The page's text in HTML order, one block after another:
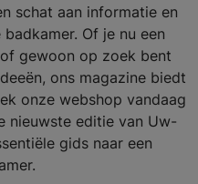
schat aan informatie en
Of je nu een
gewoon op zoek bent
ons magazine biedt
onze webshop vandaag
nieuwste editie van Uw-
gids naar een